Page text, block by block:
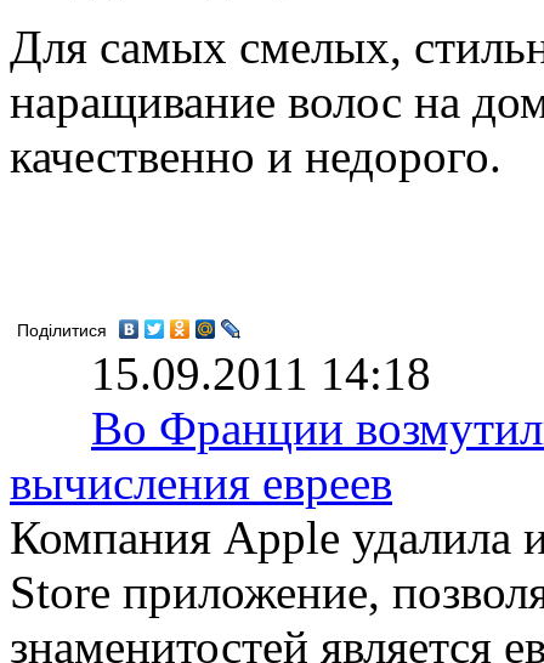
Для самых смелых,
наращивание волос на
качественно и недорого.
Поділитися
15.09.2011 14:18
Во Франции
вычисления евреев
Компания Apple удалила
Store приложение,
знаменитостей является